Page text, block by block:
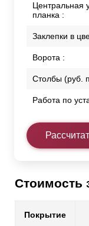
Центральная
планка :
Заклепки в
Ворота :
Столбы (руб.
Работа по
Стоимость
Покрытие